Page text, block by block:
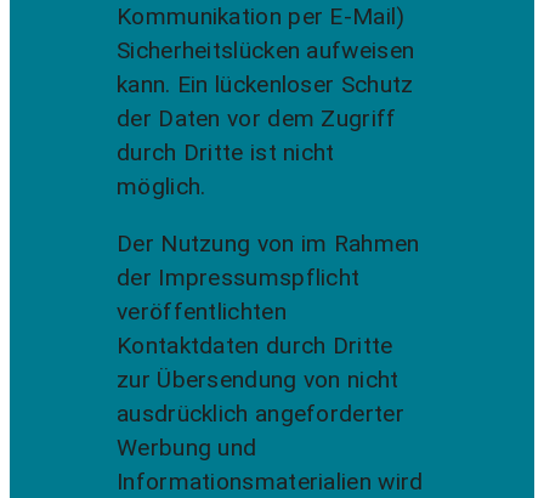
Kommunikation per E-Mail)
Sicherheitslücken aufweisen
kann. Ein lückenloser Schutz
der Daten vor dem Zugriff
durch Dritte ist nicht
möglich.
Der Nutzung von im Rahmen
der Impressumspflicht
veröffentlichten
Kontaktdaten durch Dritte
zur Übersendung von nicht
ausdrücklich angeforderter
Werbung und
Informationsmaterialien wird